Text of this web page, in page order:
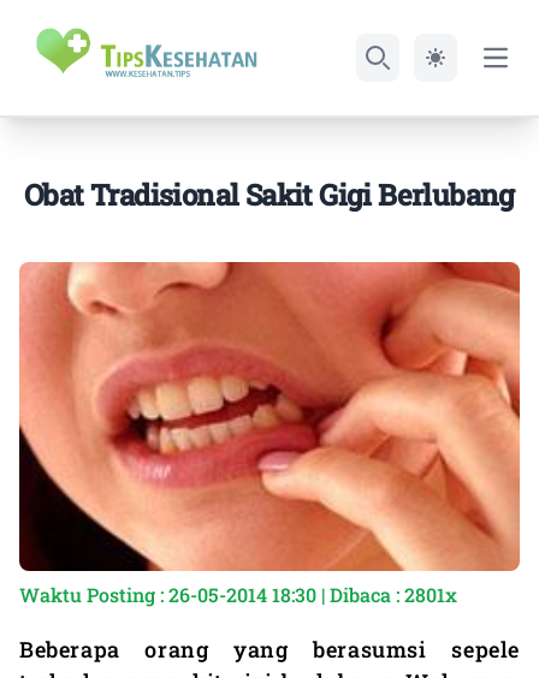
Obat Tradisional Sakit Gigi Berlubang
Waktu Posting : 26-05-2014 18:30 | Dibaca : 2801x
Beberapa orang yang berasumsi sepele